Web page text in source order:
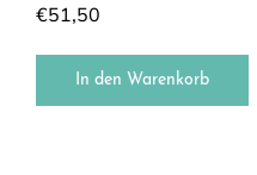
€51,50
In den Warenkorb